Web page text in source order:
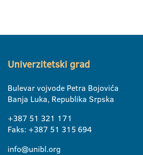
Univerzitetski grad
Bulevar vojvode Petra Bojovića
Banja Luka, Republika Srpska
+387 51 321 171
Faks: +387 51 315 694
info@unibl.org